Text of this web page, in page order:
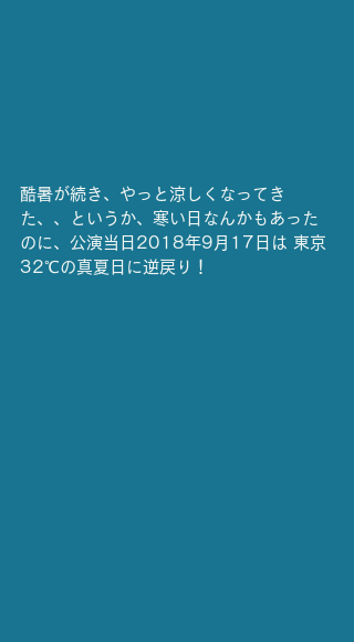
酷暑が続き、やっと涼しくなってき
た、、というか、寒い日なんかもあった
のに、公演当日2018年9月17日は 東京
32℃の真夏日に逆戻り！